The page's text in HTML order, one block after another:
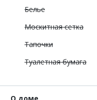
Белье
Москитная сетка
Тапочки
Туалетная бумага
О доме